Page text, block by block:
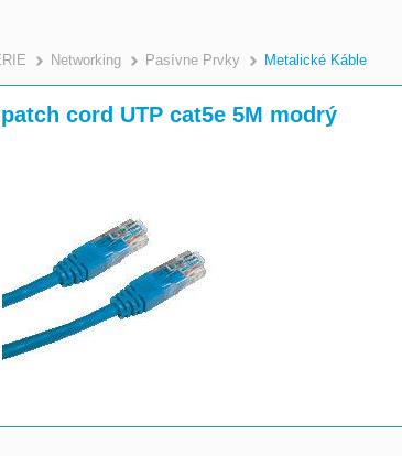
>
Networking >
Pasívne Prvky >
Metalické Káble
patch cord UTP cat5e 5M modrý